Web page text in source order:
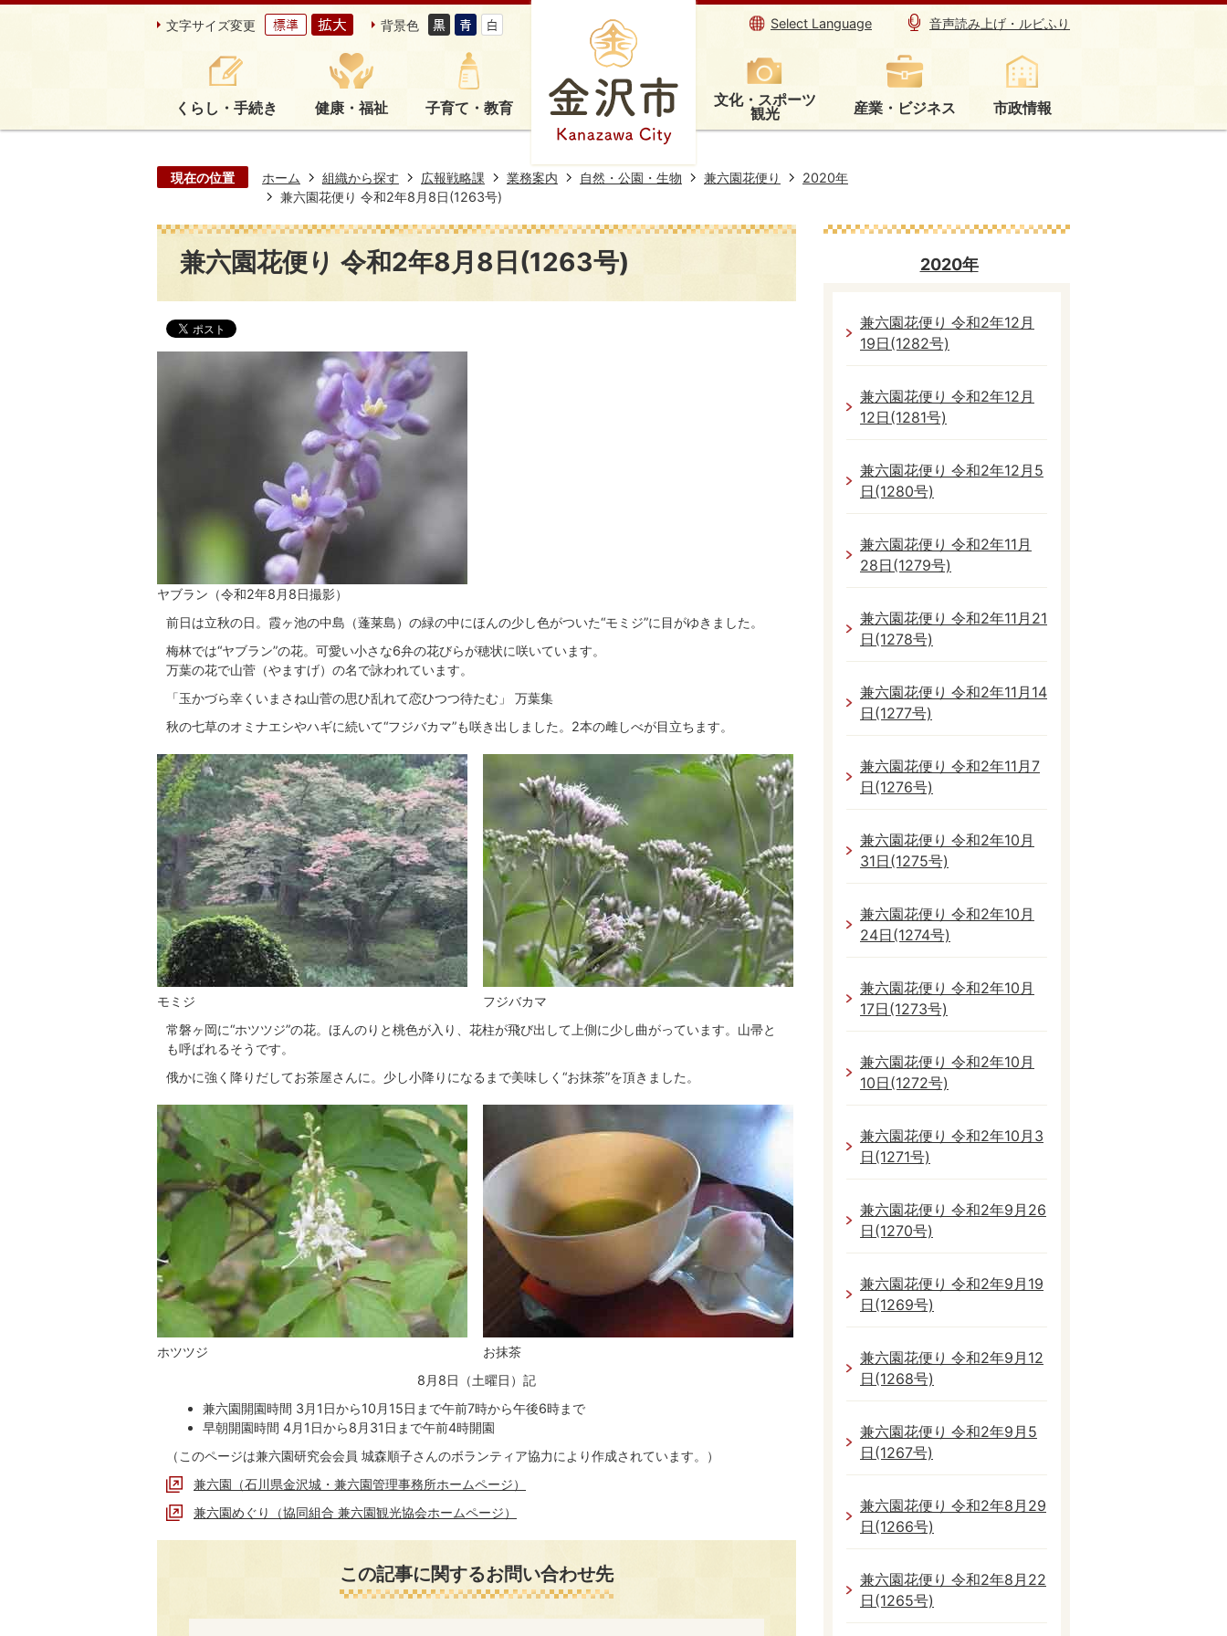
文字サイズ変更 背景色 Select Language 音声読み上げ・ルビふり
くらし・手続き 健康・福祉 子育て・教育 文化・スポーツ
観光 産業・ビジネス 市政情報
現在の位置 ホーム 組織から探す 広報戦略課 業務案内 自然・公園・生物 兼六園花便り
2020年
兼六園花便り 令和2年8月8日(1263号)
兼六園花便り 令和2年8月8日(1263号)
ヤブラン（令和2年8月8日撮影）
前日は立秋の日。霞ヶ池の中島（蓬莱島）の緑の中にほんの少し色がついた“モミジ”に目がゆきました。
梅林では“ヤブラン”の花。可愛い小さな6弁の花びらが穂状に咲いています。
万葉の花で山菅（やますげ）の名で詠われています。
「玉かづら幸くいまさね山菅の思ひ乱れて恋ひつつ待たむ」 万葉集
秋の七草のオミナエシやハギに続いて“フジバカマ”も咲き出しました。2本の雌しべが目立ちます。
モミジ
フジバカマ
常磐ヶ岡に“ホツツジ”の花。ほんのりと桃色が入り、花柱が飛び出して上側に少し曲がっています。山帚と
も呼ばれるそうです。
俄かに強く降りだしてお茶屋さんに。少し小降りになるまで美味しく“お抹茶”を頂きました。
ホツツジ
お抹茶
8月8日（土曜日）記
兼六園開園時間 3月1日から10月15日まで午前7時から午後6時まで
早朝開園時間 4月1日から8月31日まで午前4時開園
（このページは兼六園研究会会員 城森順子さんのボランティア協力により作成されています。）
兼六園（石川県金沢城・兼六園管理事務所ホームページ）
兼六園めぐり（協同組合 兼六園観光協会ホームページ）
この記事に関するお問い合わせ先
2020年
兼六園花便り 令和2年12月
19日(1282号)
兼六園花便り 令和2年12月
12日(1281号)
兼六園花便り 令和2年12月5
日(1280号)
兼六園花便り 令和2年11月
28日(1279号)
兼六園花便り 令和2年11月21
日(1278号)
兼六園花便り 令和2年11月14
日(1277号)
兼六園花便り 令和2年11月7
日(1276号)
兼六園花便り 令和2年10月
31日(1275号)
兼六園花便り 令和2年10月
24日(1274号)
兼六園花便り 令和2年10月
17日(1273号)
兼六園花便り 令和2年10月
10日(1272号)
兼六園花便り 令和2年10月3
日(1271号)
兼六園花便り 令和2年9月26
日(1270号)
兼六園花便り 令和2年9月19
日(1269号)
兼六園花便り 令和2年9月12
日(1268号)
兼六園花便り 令和2年9月5
日(1267号)
兼六園花便り 令和2年8月29
日(1266号)
兼六園花便り 令和2年8月22
日(1265号)